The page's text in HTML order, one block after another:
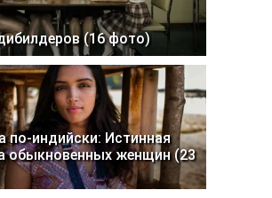
(16 фото)
по-индийски: Истинная
обыкновенных женщин (23